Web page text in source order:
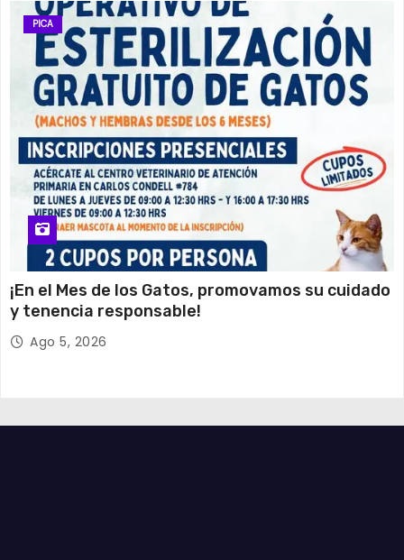
PICA
¡En el Mes de los Gatos, promovamos su cuidado
y tenencia responsable!
Ago 5, 2026